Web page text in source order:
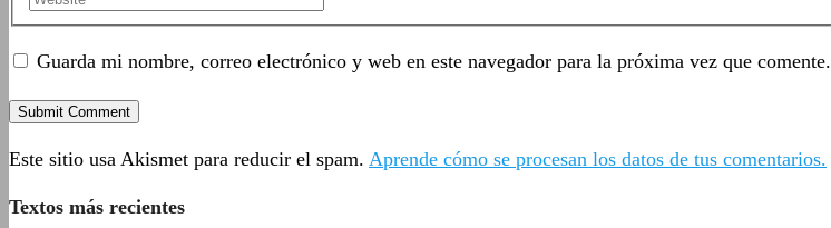
Guarda mi nombre, correo electrónico y web en este navegador para la próxima vez que comente.
Este sitio usa Akismet para reducir el spam. Aprende cómo se procesan los datos de tus comentarios.
Textos más recientes